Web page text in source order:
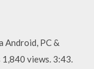
Android, PC &
views. 3:43.